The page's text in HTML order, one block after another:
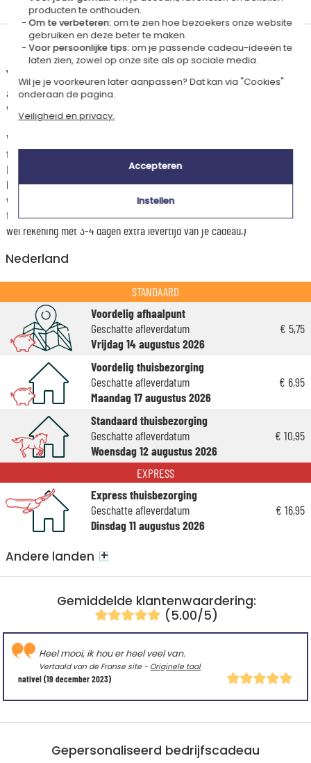
in Frankrijk Europa
Gemiddelde klantenwaardering:
(5.00/5)
nativel(19 december 2023)
Heel mooi, ik hou er heel veel van.
Vertaald van de Franse site - Originele taal
Levertijd en verzendkosten
Dit artikel wordt gepersonaliseerd in ons Amikado
atelier. Het komt in aanmerking voor de aanbieding «Gratis verzending
vanaf 85 € aankoop» -
Voor elke bestelling onder 85 €, zijn de onderstaande verzendkosten van
toepassing.
De geschatte levertijden kunt je hieronder vinden. Je kunt de
bezorgopties bepalen: normale levering of express levering. Per cadeau
worden de mogelijke leveropties weergegeven op de artikelpagina en
tijdens de stappen van je winkelwagen. (Als je het geld overmaakt, houd
wel rekening met 3-4 dagen extra levertijd van je cadeau.)
Nederland
STANDAARD
Voordelig afhaalpunt
Geschatte afleverdatum
Vrijdag 14 augustus 2026
€ 5,75
Voordelig thuisbezorging
Geschatte afleverdatum
Maandag 17 augustus 2026
€ 6,95
Standaard thuisbezorging
Geschatte afleverdatum
Woensdag 12 augustus 2026
€ 10,95
EXPRESS
Express thuisbezorging
Geschatte afleverdatum
Dinsdag 11 augustus 2026
€ 16,95
Andere landen +
Gepersonaliseerd bedrijfscadeau
producten te onthouden.
Om te verbeteren:om te zien hoe bezoekers onze website
gebruiken en deze beter te maken.
Voor persoonlijke tips:om je passende cadeau-ideeën te
laten zien, zowel op onze site als op sociale media.
Wil je je voorkeuren later aanpassen? Dat kan via "Cookies"
onderaan de pagina.
Veiligheid en privacy.
Accepteren
Instellen